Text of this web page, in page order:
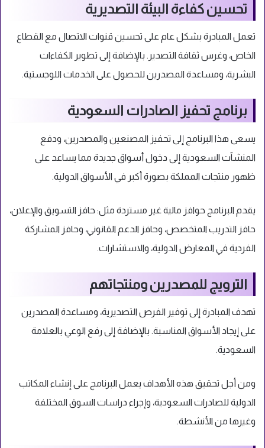
تحسين كفاءة البيئة التصديرية
تعمل المبادرة بشكل عام على تحسين قنوات الاتصال مع القطاع
الخاص، وغرس ثقافة التصدير. بالإضافة إلى تطوير الكفاءات
البشرية، ومساعدة المصدرين للحصول على الخدمات اللوجستية.
برنامج تحفيز الصادرات السعودية
يسعى هذا البرنامج إلى تحفيز المصنعين والمصدرين، ودفع
المنشآت السعودية إلى دخول أسواق جديدة مما يساعد على
ظهور منتجات المملكة بصورة أكبر في الأسواق الدولية.
يقدم البرنامج حوافز مالية غير مستردة مثل: حافز التسويق والإعلان،
حافز التدريب المتخصص، وحافز الدعم القانوني، وحافز المشاركة
الفردية في المعارض الدولية، والاستشارات.
الترويج للمصدرين ومنتجاتهم
تهدف المبادرة إلى توفير الفرص التصديرية، ومساعدة المصدرين
على إيجاد الأسواق المناسبة. بالإضافة إلى رفع الوعي بالعلامة
السعودية.
ومن أجل تحقيق هذه الأهداف يعمل البرنامج على إنشاء المكاتب
الدولية للصادرات السعودية، وإجراء دراسات السوق المختلفة
وغيرها من الأنشطة.